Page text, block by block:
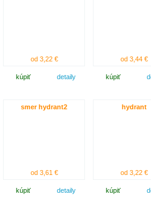
od 3,22 €
kúpiť detaily
od 3,44 €
kúpiť
smer hydrant2
od 3,61 €
kúpiť detaily
hydrant
od 3,22 €
kúpiť